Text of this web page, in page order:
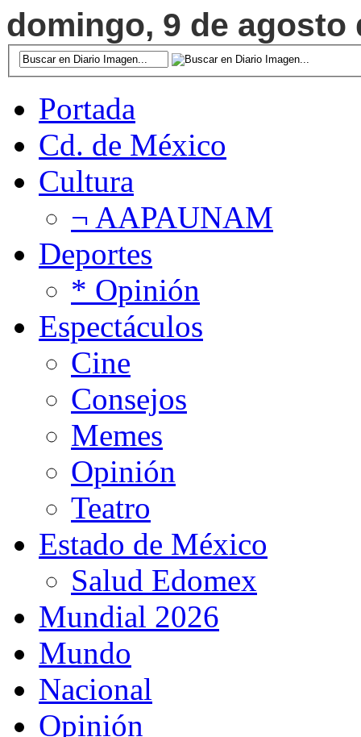
domingo, 9 de agosto
Portada
Cd. de México
Cultura
¬ AAPAUNAM
Deportes
* Opinión
Espectáculos
Cine
Consejos
Memes
Opinión
Teatro
Estado de México
Salud Edomex
Mundial 2026
Mundo
Nacional
Opinión